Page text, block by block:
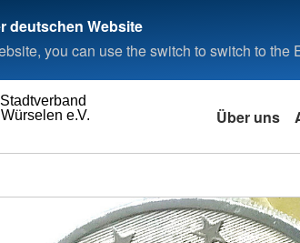
deutschen Website
you can use the switch to switch to the
Würselen e.V.
Stadtverband
Über uns